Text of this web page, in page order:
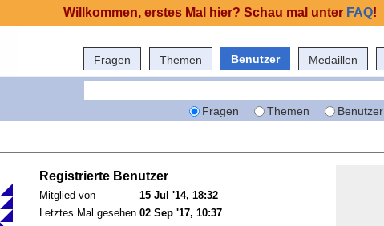
Fragen Themen Benutzer Medaillen
Fragen Themen Benutzer
Registrierte Benutzer
Mitglied von
15 Jul '14, 18:32
Letztes Mal gesehen 02 Sep '17, 10:37
Willkommen, erstes Mal hier? Schau mal unter FAQ!